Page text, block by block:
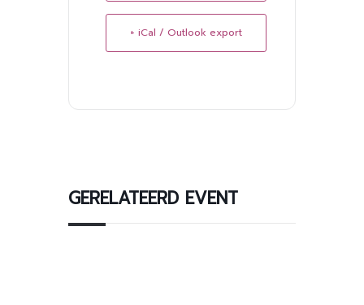
+ iCal / Outlook export
GERELATEERD EVENT